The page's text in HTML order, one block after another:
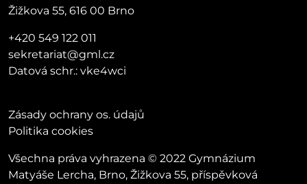
Žižkova 55, 616 00 Brno
+420 549 122 011
sekretariat@gml.cz
Datová schr.: vke4wci
Zásady ochrany os. údajů
Politika cookies
Všechna práva vyhrazena © 2022 Gymnázium
Matyáše Lercha, Brno, Žižkova 55, příspěvková